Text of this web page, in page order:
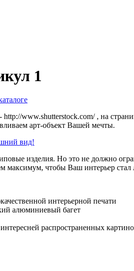
1
www.shutterstock.com/ , на
арт-объект Вашей мечты.
вид!
изделия. Но это не должно
максимум, чтобы Ваш интерьер
интерьерной печати
алюминиевый багет
распространенных